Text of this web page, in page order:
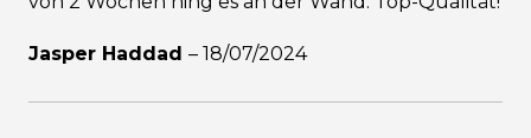
Jasper Haddad – 18/07/2024